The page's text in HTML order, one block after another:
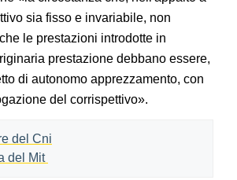
sia fisso e invariabile, non
le prestazioni introdotte in
prestazione debbano essere,
di autonomo apprezzamento, con
del corrispettivo».
del Cni
del Mit